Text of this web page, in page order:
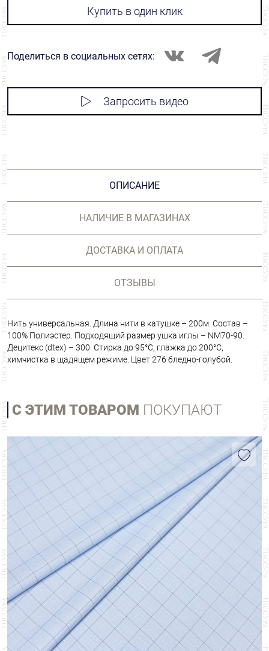
Купить в один клик
Поделиться в социальных сетях:
Запросить видео
ОПИСАНИЕ
НАЛИЧИЕ В МАГАЗИНАХ
ДОСТАВКА И ОПЛАТА
ОТЗЫВЫ
Нить универсальная. Длина нити в катушке – 200м. Состав –
100% Полиэстер. Подходящий размер ушка иглы – NM70-90.
Децитекс (dtex) – 300. Стирка до 95°C, глажка до 200°С,
химчистка в щадящем режиме. Цвет 276 бледно-голубой.
С ЭТИМ ТОВАРОМ ПОКУПАЮТ